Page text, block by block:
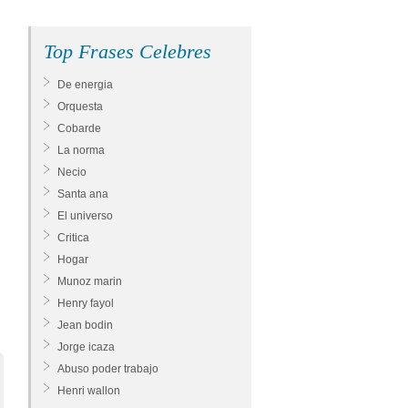
Top Frases Celebres
De energia
Orquesta
Cobarde
La norma
Necio
Santa ana
El universo
Critica
Hogar
Munoz marin
Henry fayol
Jean bodin
Jorge icaza
Abuso poder trabajo
Henri wallon